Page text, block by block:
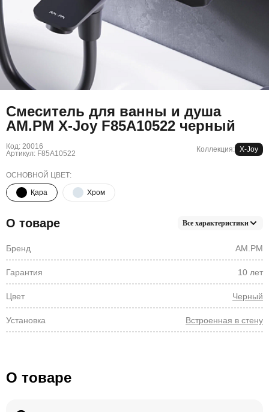
Смеситель для ванны и душа
AM.PM X-Joy F85A10522 черный
Код: 20016
Артикул: F85A10522
Коллекция: X-Joy
ОСНОВНОЙ ЦВЕТ:
Қара Хром
О товаре Все характеристики
Бренд AM.PM
Гарантия 10 лет
Цвет Черный
Установка Встроенная в стену
О товаре